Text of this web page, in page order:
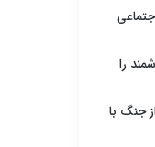
را
جنگ با